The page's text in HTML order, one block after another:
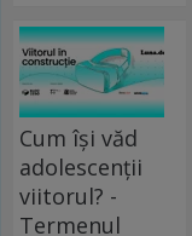
Cum își văd
adolescenții
viitorul? -
Termenul